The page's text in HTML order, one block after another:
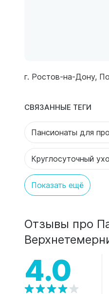
г. Ростов-на-Дону,
СВЯЗАННЫЕ ТЕГИ
Пансионаты для
Круглосуточный
Показать ещё
Отзывы про
4.0